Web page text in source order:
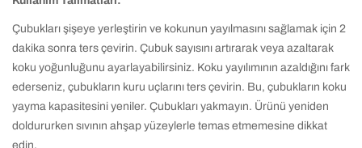
Çubukları şişeye yerleştirin ve kokunun yayılmasını sağlamak için 2
dakika sonra ters çevirin. Çubuk sayısını artırarak veya azaltarak
koku yoğunluğunu ayarlayabilirsiniz. Koku yayılımının azaldığını fark
ederseniz, çubukların kuru uçlarını ters çevirin. Bu, çubukların koku
yayma kapasitesini yeniler. Çubukları yakmayın. Ürünü yeniden
doldururken sıvının ahşap yüzeylerle temas etmemesine dikkat
edin.